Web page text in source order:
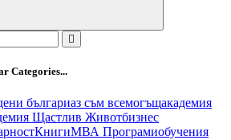
Categories...
българиаз съм всемогъщакадемия
Щастлив Животбизнес
КнигиМВА Програмиобучения